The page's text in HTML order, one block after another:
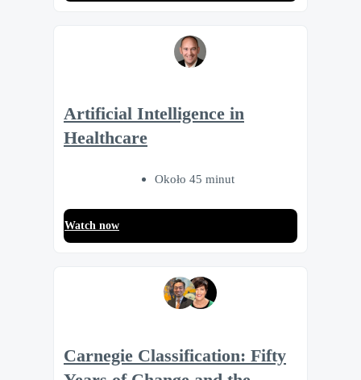
Artificial Intelligence in
Healthcare
Około 45 minut
Watch now
Carnegie Classification: Fifty